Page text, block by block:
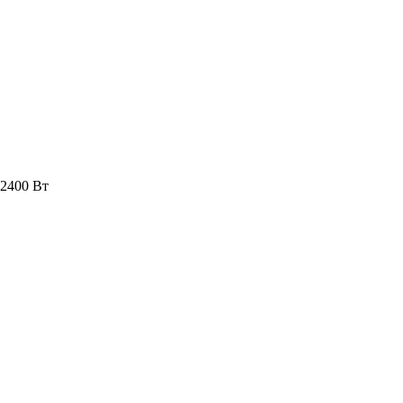
Вт